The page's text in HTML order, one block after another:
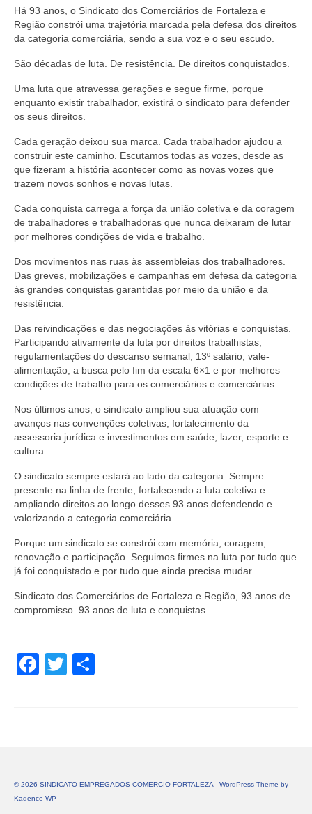
Há 93 anos, o Sindicato dos Comerciários de Fortaleza e
Região constrói uma trajetória marcada pela defesa dos direitos
da categoria comerciária, sendo a sua voz e o seu escudo.
São décadas de luta. De resistência. De direitos conquistados.
Uma luta que atravessa gerações e segue firme, porque
enquanto existir trabalhador, existirá o sindicato para defender
os seus direitos.
Cada geração deixou sua marca. Cada trabalhador ajudou a
construir este caminho. Escutamos todas as vozes, desde as
que fizeram a história acontecer como as novas vozes que
trazem novos sonhos e novas lutas.
Cada conquista carrega a força da união coletiva e da coragem
de trabalhadores e trabalhadoras que nunca deixaram de lutar
por melhores condições de vida e trabalho.
Dos movimentos nas ruas às assembleias dos trabalhadores.
Das greves, mobilizações e campanhas em defesa da categoria
às grandes conquistas garantidas por meio da união e da
resistência.
Das reivindicações e das negociações às vitórias e conquistas.
Participando ativamente da luta por direitos trabalhistas,
regulamentações do descanso semanal, 13º salário, vale-
alimentação, a busca pelo fim da escala 6×1 e por melhores
condições de trabalho para os comerciários e comerciárias.
Nos últimos anos, o sindicato ampliou sua atuação com
avanços nas convenções coletivas, fortalecimento da
assessoria jurídica e investimentos em saúde, lazer, esporte e
cultura.
O sindicato sempre estará ao lado da categoria. Sempre
presente na linha de frente, fortalecendo a luta coletiva e
ampliando direitos ao longo desses 93 anos defendendo e
valorizando a categoria comerciária.
Porque um sindicato se constrói com memória, coragem,
renovação e participação. Seguimos firmes na luta por tudo que
já foi conquistado e por tudo que ainda precisa mudar.
Sindicato dos Comerciários de Fortaleza e Região, 93 anos de
compromisso. 93 anos de luta e conquistas.
Facebook
Twitter
© 2026 SINDICATO EMPREGADOS COMERCIO FORTALEZA - WordPress Theme by
Kadence WP